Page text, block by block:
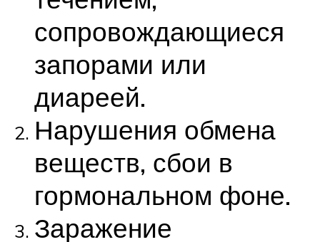
сопровождающиеся
запорами или
диареей.
Нарушения обмена
веществ, сбои в
гормональном фоне.
Заражение